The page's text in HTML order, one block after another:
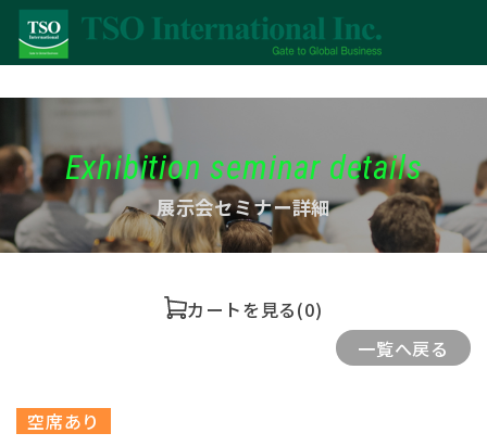
Exhibition seminar details
展示会セミナー詳細
カートを見る(0)
一覧へ戻る
空席あり